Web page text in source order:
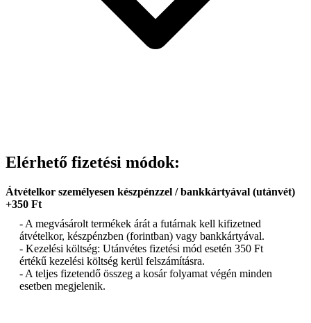
Elérhető fizetési módok:
Átvételkor személyesen készpénzzel / bankkártyával (utánvét)
+350 Ft
- A megvásárolt termékek árát a futárnak kell kifizetned
átvételkor, készpénzben (forintban) vagy bankkártyával.
- Kezelési költség: Utánvétes fizetési mód esetén 350 Ft
értékű kezelési költség kerül felszámításra.
- A teljes fizetendő összeg a kosár folyamat végén minden
esetben megjelenik.